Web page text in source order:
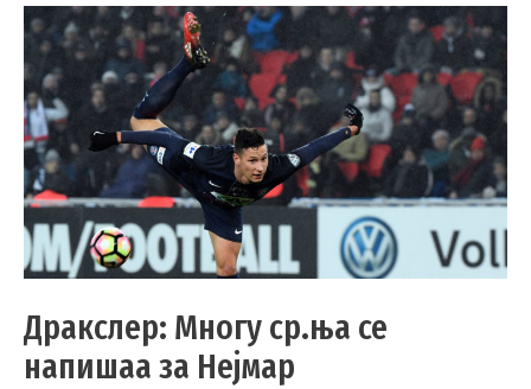
Дракслер: Многу ср.ња се
напишаа за Нејмар